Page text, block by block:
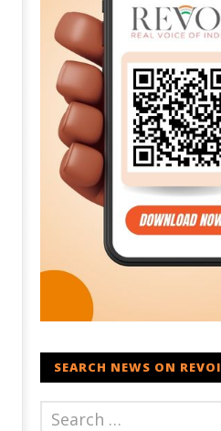
SEARCH NEWS ON REVOI